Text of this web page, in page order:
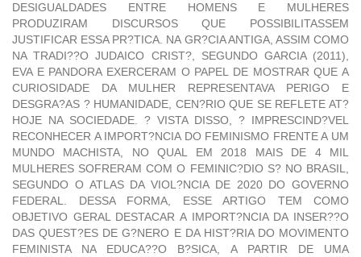
DESIGUALDADES ENTRE HOMENS E MULHERES
PRODUZIRAM DISCURSOS QUE POSSIBILITASSEM
JUSTIFICAR ESSA PR?TICA. NA GR?CIA ANTIGA, ASSIM COMO
NA TRADI??O JUDAICO CRIST?, SEGUNDO GARCIA (2011),
EVA E PANDORA EXERCERAM O PAPEL DE MOSTRAR QUE A
CURIOSIDADE DA MULHER REPRESENTAVA PERIGO E
DESGRA?AS ? HUMANIDADE, CEN?RIO QUE SE REFLETE AT?
HOJE NA SOCIEDADE. ? VISTA DISSO, ? IMPRESCIND?VEL
RECONHECER A IMPORT?NCIA DO FEMINISMO FRENTE A UM
MUNDO MACHISTA, NO QUAL EM 2018 MAIS DE 4 MIL
MULHERES SOFRERAM COM O FEMINIC?DIO S? NO BRASIL,
SEGUNDO O ATLAS DA VIOL?NCIA DE 2020 DO GOVERNO
FEDERAL. DESSA FORMA, ESSE ARTIGO TEM COMO
OBJETIVO GERAL DESTACAR A IMPORT?NCIA DA INSER??O
DAS QUEST?ES DE G?NERO E DA HIST?RIA DO MOVIMENTO
FEMINISTA NA EDUCA??O B?SICA, A PARTIR DE UMA